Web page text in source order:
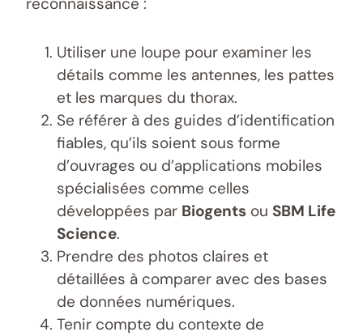
Utiliser une loupe pour examiner les
détails comme les antennes, les pattes
et les marques du thorax.
Se référer à des guides d’identification
fiables, qu’ils soient sous forme
d’ouvrages ou d’applications mobiles
spécialisées comme celles
développées par Biogents ou SBM Life
Science.
Prendre des photos claires et
détaillées à comparer avec des bases
de données numériques.
Tenir compte du contexte de